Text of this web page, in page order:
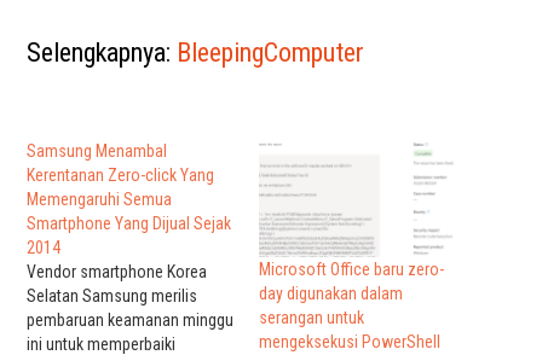
Selengkapnya: BleepingComputer
Samsung Menambal
Kerentanan Zero-click Yang
Memengaruhi Semua
Smartphone Yang Dijual Sejak
2014
Vendor smartphone Korea
Selatan Samsung merilis
pembaruan keamanan minggu
ini untuk memperbaiki
Microsoft Office baru zero-
day digunakan dalam
serangan untuk
mengeksekusi PowerShell